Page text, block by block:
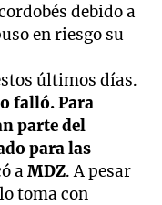
debido a
en riesgo su
últimos días.
falló. Para
parte del
para las
aMDZ. A pesar
toma con